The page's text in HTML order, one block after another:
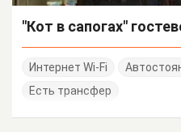
"Кот в сапогах"
Интернет Wi-Fi
Есть трансфер